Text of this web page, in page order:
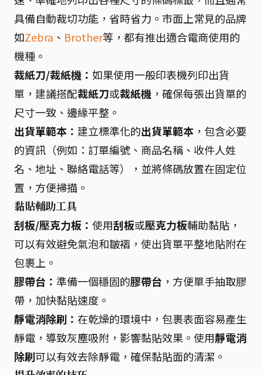
具備自動裁切功能，省時省力。市面上常見的品牌
如Zebra 、 Brother等，都有推出適合電商使用的
機種。
裁紙刀/裁紙機： 如果使用一般印表機列印出貨
單，建議搭配裁紙刀或裁紙機 ，確保每張出貨單的
尺寸一致、邊緣平整。
出貨單範本： 建立標準化的出貨單範本 ，包含必要
的資訊（例如：訂單編號、商品名稱、收件人姓
名、地址、聯絡電話等），並將條碼放置在固定位
置，方便掃描。
黏貼輔助工具
刮板/壓克力板： 使用刮板或壓克力板輔助黏貼，
可以有效避免氣泡和皺褶，使出貨單平整地貼附在
包裹上。
膠帶台： 準備一個穩固的膠帶台 ，方便單手抽取膠
帶，加快黏貼速度。
靜電消除刷： 在乾燥的環境中，包裹表面容易產生
靜電，導致灰塵吸附，影響黏貼效果。使用靜電消
除刷可以有效去除靜電，確保黏貼面的清潔。